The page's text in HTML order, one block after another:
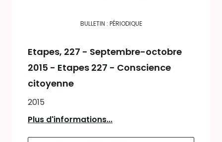
BULLETIN : PÉRIODIQUE
Etapes, 227 - Septembre-octobre
2015 - Etapes 227 - Conscience
citoyenne
2015
Plus d'informations...